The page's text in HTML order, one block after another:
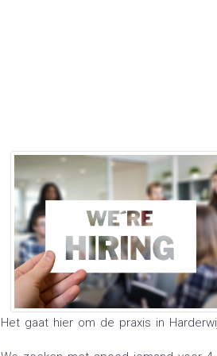
Het gaat hier om de praxis in